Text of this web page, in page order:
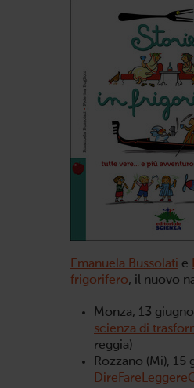
Emanuela Bussolati e
frigorifero, il nuovo
Monza, 13
scienza di
reggia)
Rozzano (Mi), 15